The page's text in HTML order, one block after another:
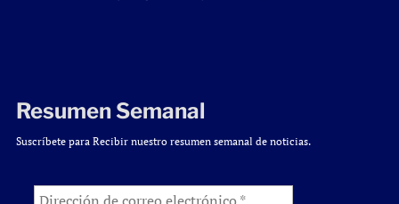
Resumen Semanal
Suscríbete para Recibir nuestro resumen semanal de noticias.